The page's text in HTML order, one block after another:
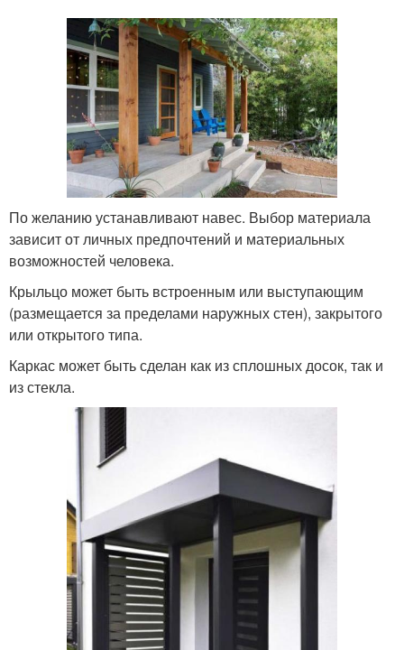
По желанию устанавливают навес. Выбор материала
зависит от личных предпочтений и материальных
возможностей человека.
Крыльцо может быть встроенным или выступающим
(размещается за пределами наружных стен), закрытого
или открытого типа.
Каркас может быть сделан как из сплошных досок, так и
из стекла.